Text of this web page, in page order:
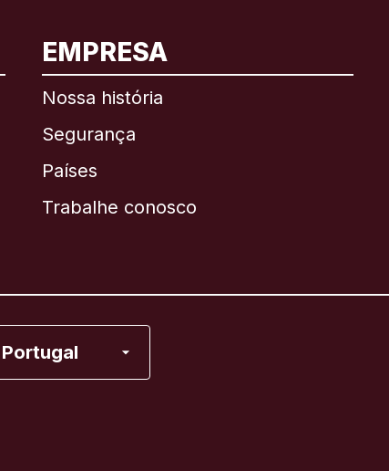
EMPRESA
Nossa história
Segurança
Países
Trabalhe conosco
Portugal
Internacional English